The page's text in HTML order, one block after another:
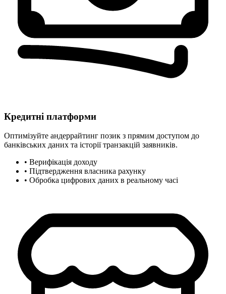
Кредитні платформи
Оптимізуйте андеррайтинг позик з прямим доступом до
банківських даних та історії транзакцій заявників.
• Верифікація доходу
• Підтвердження власника рахунку
• Обробка цифрових даних в реальному часі